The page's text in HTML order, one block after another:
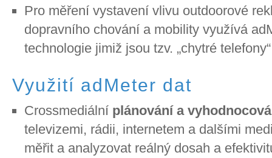
Pro měření vystavení vlivu outdoorové
dopravního chování a mobility využívá
technologie jimiž jsou tzv. „chytré
Využití adMeter dat
Crossmediální plánování a
televizemi, rádii, internetem a dalšími
měřit a analyzovat reálný dosah a